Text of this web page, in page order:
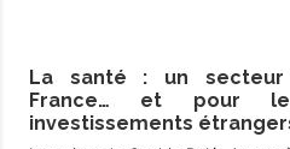
La santé : un secteur
France… et pour
investissements